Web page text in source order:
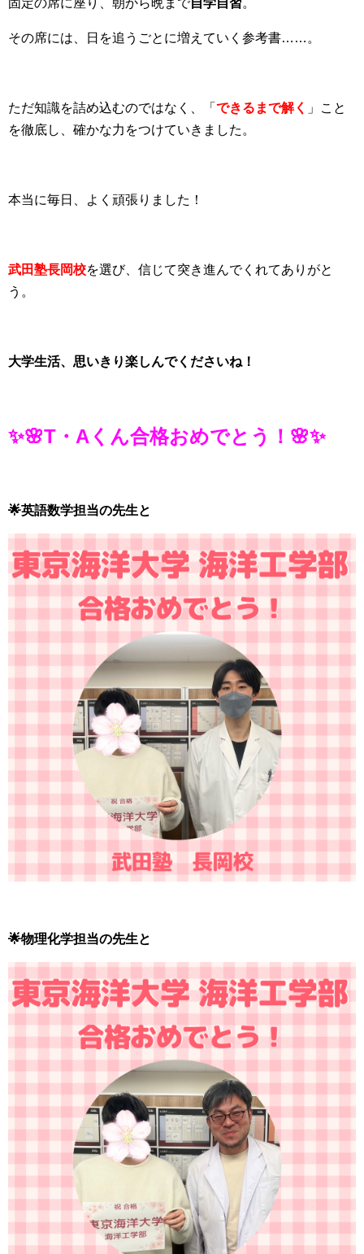
その席には、日を追うごとに増えていく参考書……。
ただ知識を詰め込むのではなく、「 できるまで解く 」こと
を徹底し、確かな力をつけていきました。
本当に毎日、よく頑張りました！
武田塾長岡校を選び、信じて突き進んでくれてありがと
う。
大学生活、思いきり楽しんでくださいね！
✨🌸T・Aくん合格おめでとう！🌸✨
🌟英語数学担当の先生と
🌟物理化学担当の先生と